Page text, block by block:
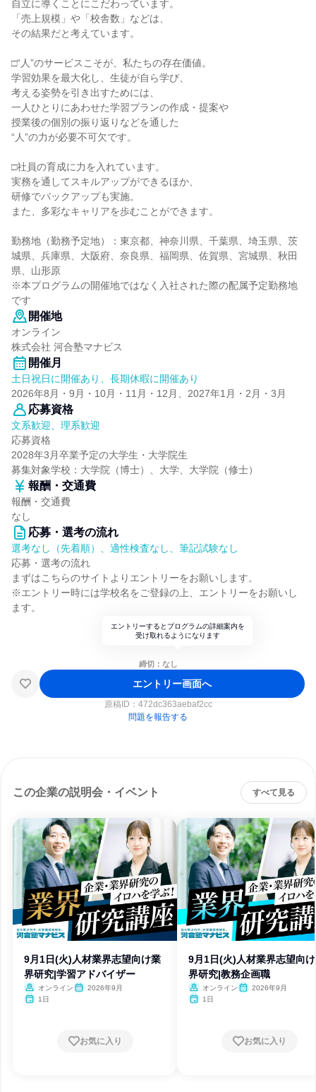
自立に導くことにこだわっています。
「売上規模」や「校舎数」などは、
その結果だと考えています。
□“人”のサービスこそが、私たちの存在価値。
学習効果を最大化し、生徒が自ら学び、
考える姿勢を引き出すためには、
一人ひとりにあわせた学習プランの作成・提案や
授業後の個別の振り返りなどを通した
“人”の力が必要不可欠です。
□社員の育成に力を入れています。
実務を通してスキルアップができるほか、
研修でバックアップも実施。
また、多彩なキャリアを歩むことができます。
勤務地（勤務予定地）：東京都、神奈川県、千葉県、埼玉県、茨
城県、兵庫県、大阪府、奈良県、福岡県、佐賀県、宮城県、秋田
県、山形原
※本プログラムの開催地ではなく入社された際の配属予定勤務地
です
開催地
オンライン
株式会社 河合塾マナビス
開催月
土日祝日に開催あり、長期休暇に開催あり
2026年8月・9月・10月・11月・12月、2027年1月・2月・3月
応募資格
文系歓迎、理系歓迎
応募資格
2028年3月卒業予定の大学生・大学院生
募集対象学校：大学院（博士）、大学、大学院（修士）
報酬・交通費
報酬・交通費
なし
応募・選考の流れ
選考なし（先着順）、適性検査なし、筆記試験なし
応募・選考の流れ
まずはこちらのサイトよりエントリーをお願いします。
※エントリー時には学校名をご登録の上、エントリーをお願いし
ます。
エントリーするとプログラムの詳細案内を
受け取れるようになります
締切：なし
エントリー画面へ
原稿ID： 472dc363aebaf2cc
問題を報告する
この企業の説明会・イベント すべて見る
9月1日(火)人材業界志望向け業
界研究|学習アドバイザー
オンライン
2026年9月
1日
お気に入り
9月1日(火)人材業界志望向
界研究|教務企画職
オンライン
2026年9月
1日
お気に入り